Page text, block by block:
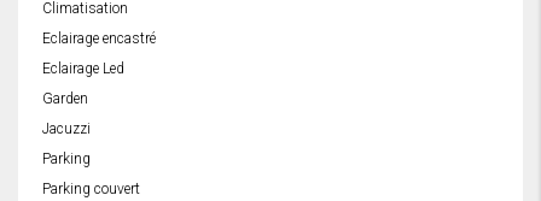
Climatisation
Eclairage encastré
Eclairage Led
Garden
Jacuzzi
Parking
Parking couvert